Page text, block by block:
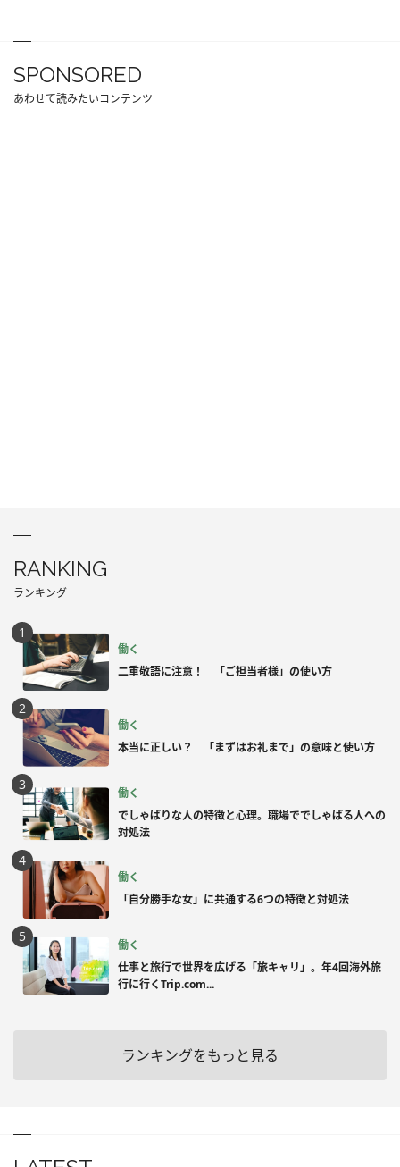
SPONSORED
あわせて読みたいコンテンツ
RANKING
ランキング
働く
二重敬語に注意！ 「ご担当者様」の使い方
働く
本当に正しい？ 「まずはお礼まで」の意味と使い方
働く
でしゃばりな人の特徴と心理。職場ででしゃばる人への
対処法
働く
「自分勝手な女」に共通する6つの特徴と対処法
働く
仕事と旅行で世界を広げる「旅キャリ」。年4回海外旅
行に行くTrip.com...
ランキングをもっと見る